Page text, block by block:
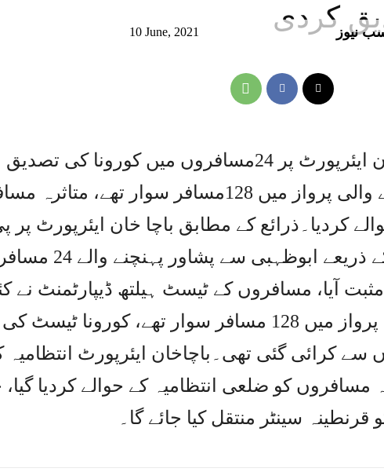
کردی
10 June, 2021 نیوز
پشاور ،پشاور کے باچاخان ایئرپورٹ پر 24مسافروں میں کورونا کی تصدیق
ہوگئی، ابوظہبی سے آنے والی پرواز میں 128مسافر سوار تھے،
کردیا۔ذرائع کے مطابق باچا خان ایئرپورٹ پر
اے کی پرواز پی کے 218کے ذریعے ابوظہبی سے
آیا، مسافروں کے ٹیسٹ ہیلتھ ڈیپارٹمنٹ نے
ابوظہبی سے پشاور آئی پرواز میں 128 مسافر سوار تھے، کورونا ٹیسٹ کی
کرائی گئی تھی۔باچاخان ایئرپورٹ انتظامیہ
مسافروں کو ضلعی انتظامیہ کے حوالے کردیا
سینٹر منتقل کیا جائے گا۔